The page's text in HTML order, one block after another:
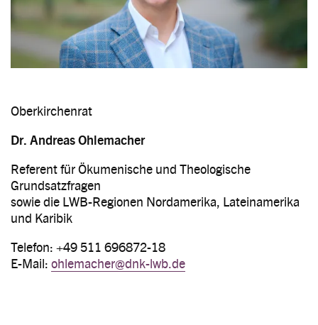
Oberkirchenrat
Dr. Andreas Ohlemacher
Referent für Ökumenische und Theologische
Grundsatzfragen
sowie die LWB-Regionen Nordamerika, Lateinamerika
und Karibik
Telefon: +49 511 696872-18
E-Mail: ohlemacher@dnk-lwb.de